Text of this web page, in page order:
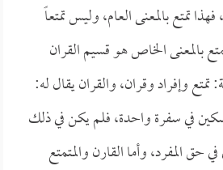
تمتع بالمعنى العام، وليس تمتعاً
بالمعنى الخاص هو قسيم القران
تمتع وإفراد وقران، والقران يقال له:
في سفرة واحدة، فلم يكن في ذلك
حق المفرد، وأما القارن والمتمتع